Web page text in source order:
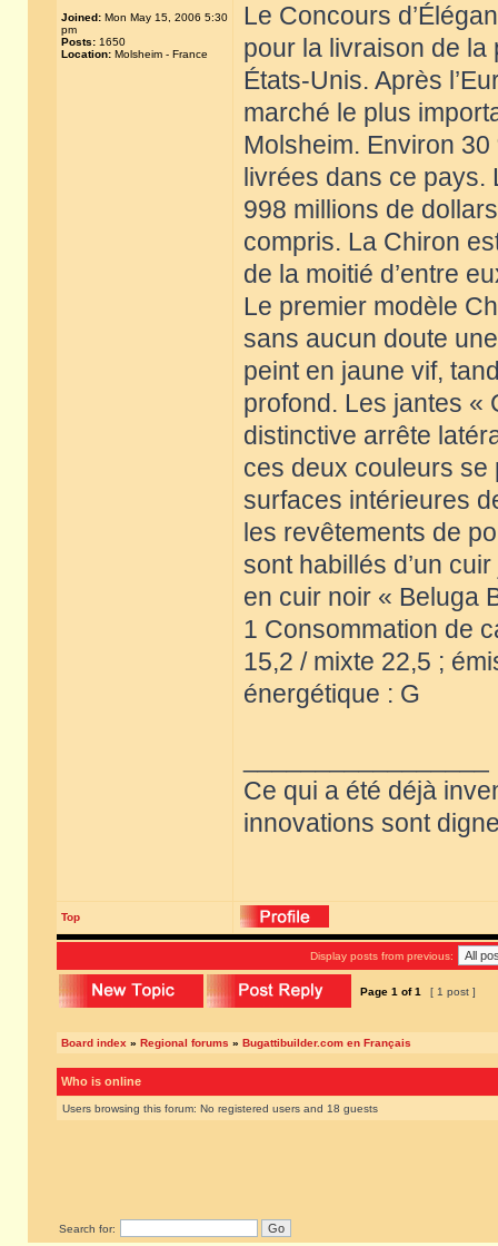
Joined: Mon May 15, 2006 5:30
pm
Posts: 1650
Location: Molsheim - France
Le Concours
pour la livraison de la
États-Unis. Après
marché le plus
Molsheim. Environ
livrées dans ce pays.
998 millions de
compris. La Chiron
de la moitié d’entre
Le premier modèle
sans aucun doute
peint en jaune vif,
profond. Les jantes «
distinctive arrête
ces deux couleurs se
surfaces intérieures
les revêtements de
sont habillés d’un
en cuir noir « Beluga
1 Consommation de
15,2 / mixte 22,5 ;
énergétique : G
Ce qui a été déjà
innovations sont
Top
Display posts from previous:
Page 1 of1 [ 1 post ]
Board index » Regional forums » Bugattibuilder.com en Français
Who is online
Users browsing this forum: No registered users and 18 guests
Search for: